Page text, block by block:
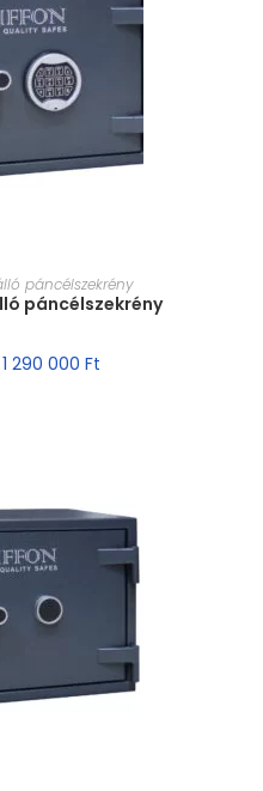
páncélszekrény
páncélszekrény
1 290 000 Ft